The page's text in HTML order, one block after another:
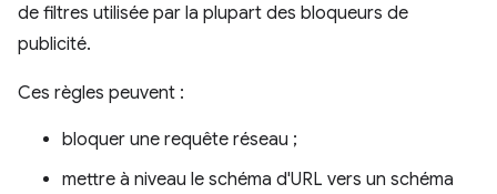
de filtres utilisée par la plupart des bloqueurs de
publicité.
Ces règles peuvent :
bloquer une requête réseau ;
mettre à niveau le schéma d'URL vers un schéma